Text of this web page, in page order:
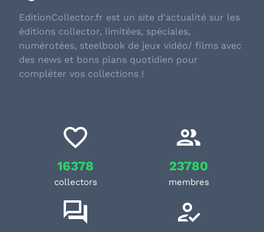
EditionCollector.fr est un site d'actualité sur les
éditions collector, limitées, spéciales,
numérotées, steelbook de jeux vidéo/ films avec
des news et bons plans quotidien pour
compléter vos collections !
16378
collectors
23780
membres